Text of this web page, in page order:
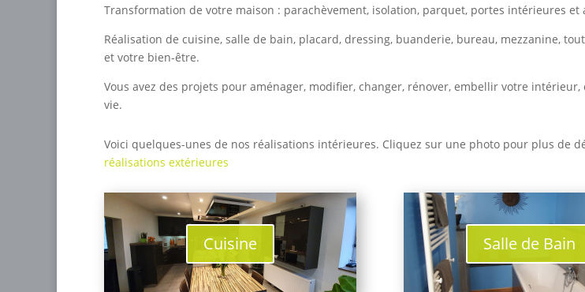
Transformation de votre maison : parachèvement, isolation, parquet, portes intérieures et
Réalisation de cuisine, salle de bain, placard, dressing, buanderie, bureau, mezzanine,
et votre bien-être.
Vous avez des projets pour aménager, modifier, changer, rénover, embellir votre
vie.
Voici quelques-unes de nos réalisations intérieures. Cliquez sur une photo pour plus de
réalisations extérieures
Cuisine Salle de Bain